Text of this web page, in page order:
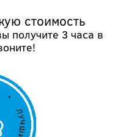
стоимость
получите 3 часа в